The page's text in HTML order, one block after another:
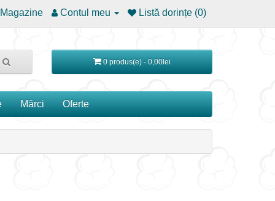
Contul meu Listă dorințe (0)
0 produs(e) - 0,00lei
Mărci Oferte